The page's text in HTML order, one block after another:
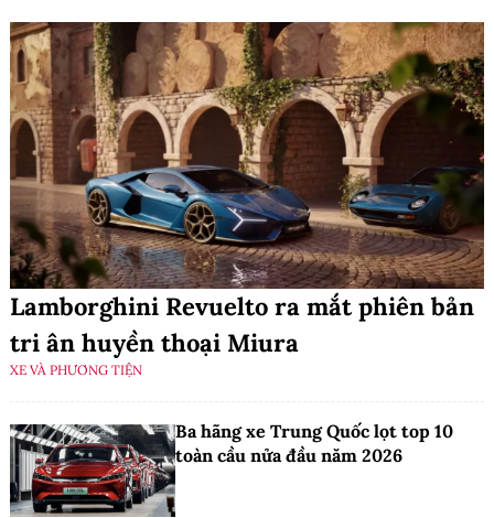
Lamborghini Revuelto ra mắt phiên bản
tri ân huyền thoại Miura
XE VÀ PHƯƠNG TIỆN
Ba hãng xe Trung Quốc lọt top 10
toàn cầu nửa đầu năm 2026